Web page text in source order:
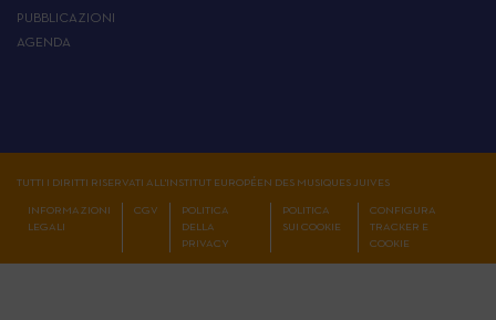
PUBBLICAZIONI
AGENDA
TUTTI I DIRITTI RISERVATI ALL'INSTITUT EUROPÉEN DES MUSIQUES JUIVES
INFORMAZIONI
LEGALI
CGV
POLITICA
DELLA
PRIVACY
POLITICA
SUI COOKIE
CONFIGURA
TRACKER E
COOKIE